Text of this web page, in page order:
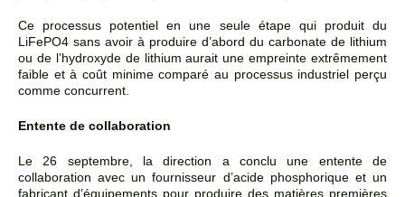
Ce processus potentiel en une seule étape qui produit du
LiFePO4 sans avoir à produire d’abord du carbonate de lithium
ou de l’hydroxyde de lithium aurait une empreinte extrêmement
faible età coût minime comparé au processus industriel perçu
comme concurrent.
Entente de collaboration
Le 26 septembre, la direction a conclu une entente de
collaboration avec un fournisseur d’acide phosphorique et un
fabricant d’équipements pour produire des matières premières